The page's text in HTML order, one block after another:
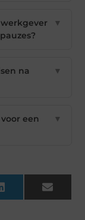
▼
na
▼
een
▼
LinkedIn Email